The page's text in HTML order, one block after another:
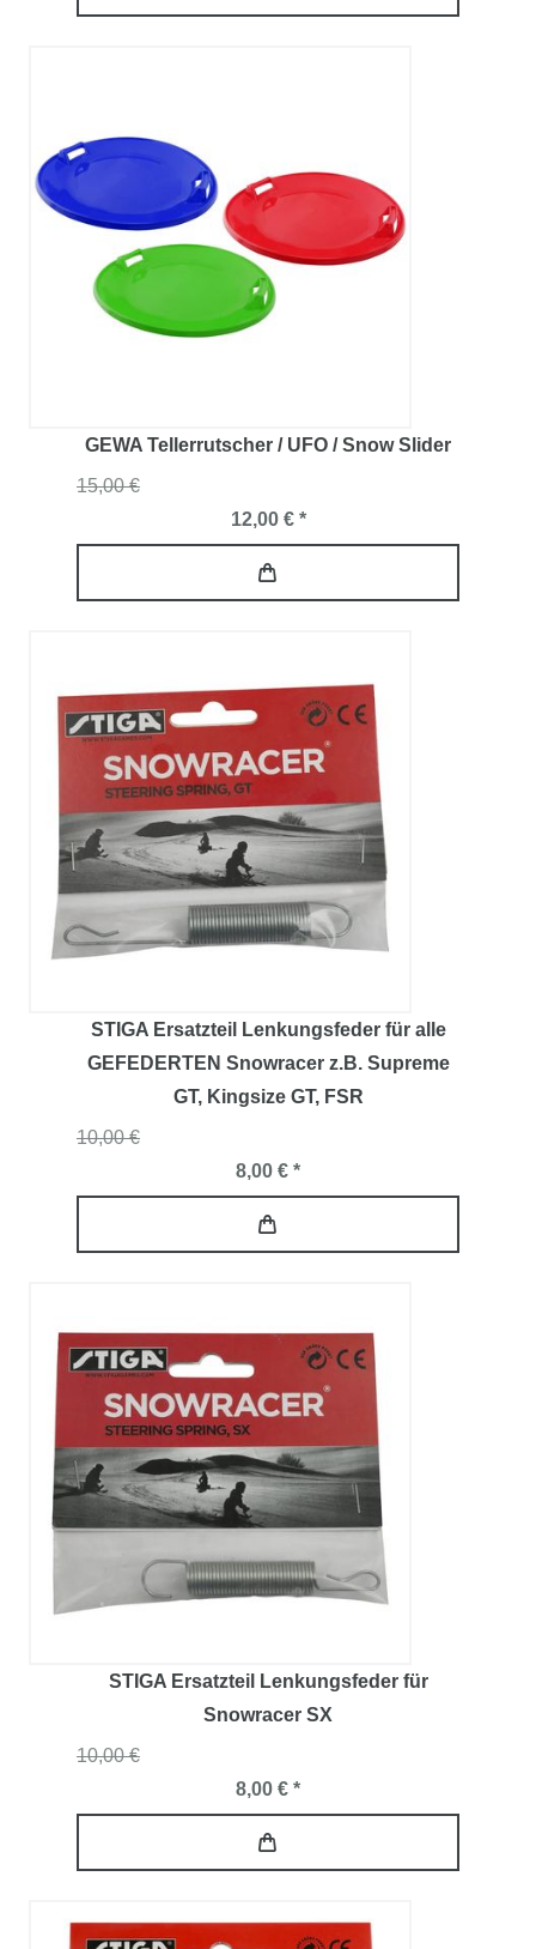
GEWA Tellerrutscher / UFO / Snow Slider
15,00 €
12,00 € *
STIGA Ersatzteil Lenkungsfeder für alle
GEFEDERTEN Snowracer z.B. Supreme
GT, Kingsize GT, FSR
10,00 €
8,00 € *
STIGA Ersatzteil Lenkungsfeder für
Snowracer SX
10,00 €
8,00 € *